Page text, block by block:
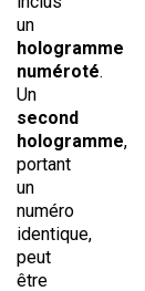
un
hologramme
numéroté.
Un
second
hologramme,
portant
un
numéro
identique,
peut
être